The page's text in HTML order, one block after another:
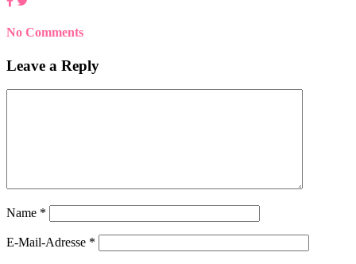
No Comments
Leave a Reply
Name *
E-Mail-Adresse *